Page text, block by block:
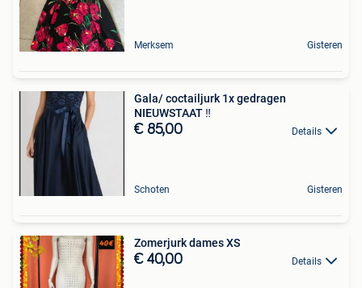
Merksem Gisteren
Gala/ coctailjurk 1x gedragen
NIEUWSTAAT ‼️
€ 85,00 Details
Schoten Gisteren
Zomerjurk dames XS
€ 40,00 Details